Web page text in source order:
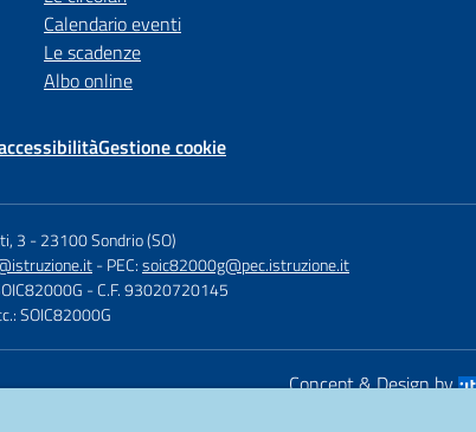
Calendario eventi
Le scadenze
Albo online
Gestione cookie
3 -23100 Sondrio (SO)
- PEC:soic82000g@pec.istruzione.it
- C.F. 93020720145
SOIC82000G
Concept & Design by